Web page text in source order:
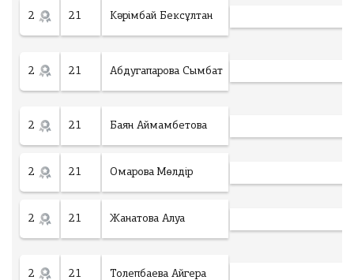
2 21 Кәрімбай Бексұлтан
2 21 Абдугапарова Сымбат
2 21 Баян Аймамбетова
2 21 Омарова Мөлдір
2 21 Жанатова Алуа
2 21 Толепбаева Айгера
г
Төлеу
си
фа